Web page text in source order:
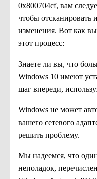
0x800704cf, вам
чтобы
изменения. Вот как
этот процесс:
Знаете ли вы, что
Windows 10 имеют
шаг впереди,
Windows не может
вашего сетевого
решить проблему.
Мы надеемся, что
неполадок,